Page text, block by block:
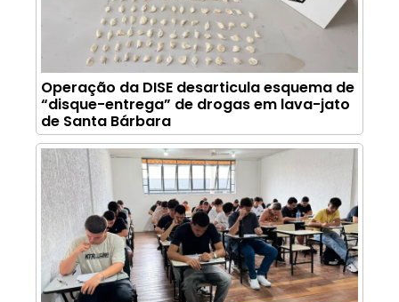
Operação da DISE desarticula esquema de
“disque-entrega” de drogas em lava-jato
de Santa Bárbara